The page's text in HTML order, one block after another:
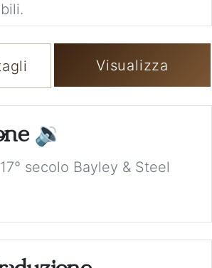
Visualizza
🔉
secolo Bayley & Steel